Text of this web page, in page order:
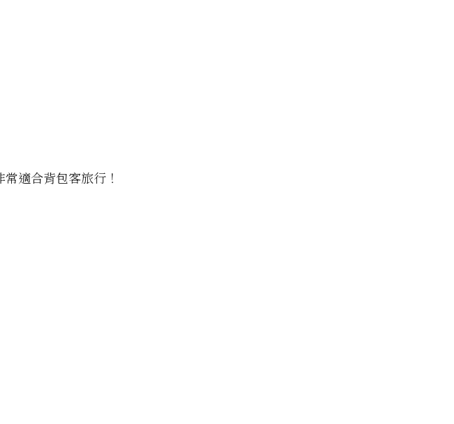
適合背包客旅行！